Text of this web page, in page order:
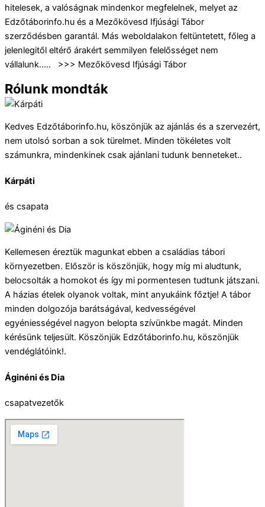
hitelesek, a valóságnak mindenkor megfelelnek, melyet az
Edzőtáborinfo.hu és a Mezőkövesd Ifjúsági Tábor
szerződésben garantál. Más weboldalakon feltüntetett, főleg a
jelenlegitől eltérő árakért semmilyen felelősséget nem
vállalunk….. >>> Mezőkövesd Ifjúsági Tábor
Rólunk mondták
Kedves Edzőtáborinfo.hu, köszönjük az ajánlás és a szervezért,
nem utolsó sorban a sok türelmet. Minden tökéletes volt
számunkra, mindenkinek csak ajánlani tudunk benneteket..
Kárpáti
és csapata
Kellemesen éreztük magunkat ebben a családias tábori
környezetben. Először is köszönjük, hogy míg mi aludtunk,
belocsolták a homokot és így mi pormentesen tudtunk játszani.
A házias ételek olyanok voltak, mint anyukáink főztje! A tábor
minden dolgozója barátságával, kedvességével
egyéniességével nagyon belopta szívünkbe magát. Minden
kérésünk teljesült. Köszönjük Edzőtáborinfo.hu, köszönjük
vendéglátóink!.
Áginéni és Dia
csapatvezetők